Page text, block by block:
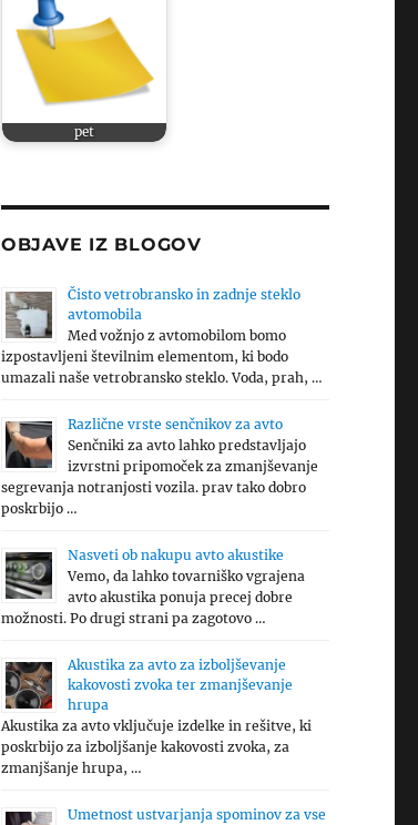
pet
OBJAVE IZ BLOGOV
Čisto vetrobransko in zadnje steklo
avtomobila
Med vožnjo z avtomobilom bomo
izpostavljeni številnim elementom, ki bodo
umazali naše vetrobransko steklo. Voda, prah, …
Različne vrste senčnikov za avto
Senčniki za avto lahko predstavljajo
izvrstni pripomoček za zmanjševanje
segrevanja notranjosti vozila. prav tako dobro
poskrbijo …
Nasveti ob nakupu avto akustike
Vemo, da lahko tovarniško vgrajena
avto akustika ponuja precej dobre
možnosti. Po drugi strani pa zagotovo …
Akustika za avto za izboljševanje
kakovosti zvoka ter zmanjševanje
hrupa
Akustika za avto vključuje izdelke in rešitve, ki
poskrbijo za izboljšanje kakovosti zvoka, za
zmanjšanje hrupa, …
Umetnost ustvarjanja spominov za vse